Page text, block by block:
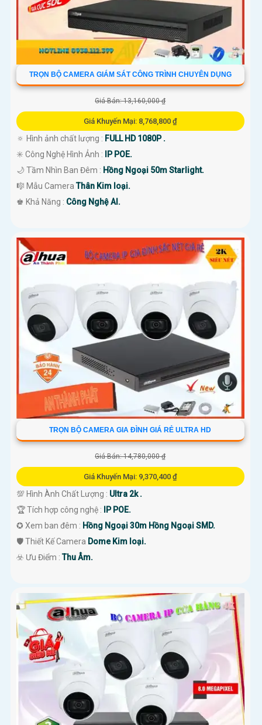
TRỌN BỘ CAMERA GIÁM SÁT CÔNG TRÌNH CHUYÊN DỤNG
Giá Bán: 13,160,000 ₫
Giá Khuyến Mại: 8,768,800 ₫
🔅 Hình ảnh chất lượng : FULL HD 1080P .
✳️ Công Nghệ Hình Ảnh :
IP POE.
🌙 Tầm Nhìn Ban Đêm : Hồng Ngoại 50m Starlight.
🎼️ Mẫu CameraThân Kim loại.
️♚ Khả Năng : Công Nghệ AI.
TRỌN BỘ CAMERA GIA ĐÌNH GIÁ RẺ ULTRA HD
Giá Bán: 14,780,000 ₫
Giá Khuyến Mại: 9,370,400 ₫
💯 Hình Ành Chất Lượng : Ultra 2k .
🏆 Tích hợp công nghệ :
IP POE.
✪ Xem ban đêm : Hồng Ngoại 30m Hồng Ngoại SMD.
🛡 Thiết Kế Camera Dome Kim loại.
️☣️ Ưu Điểm :Thu Âm.